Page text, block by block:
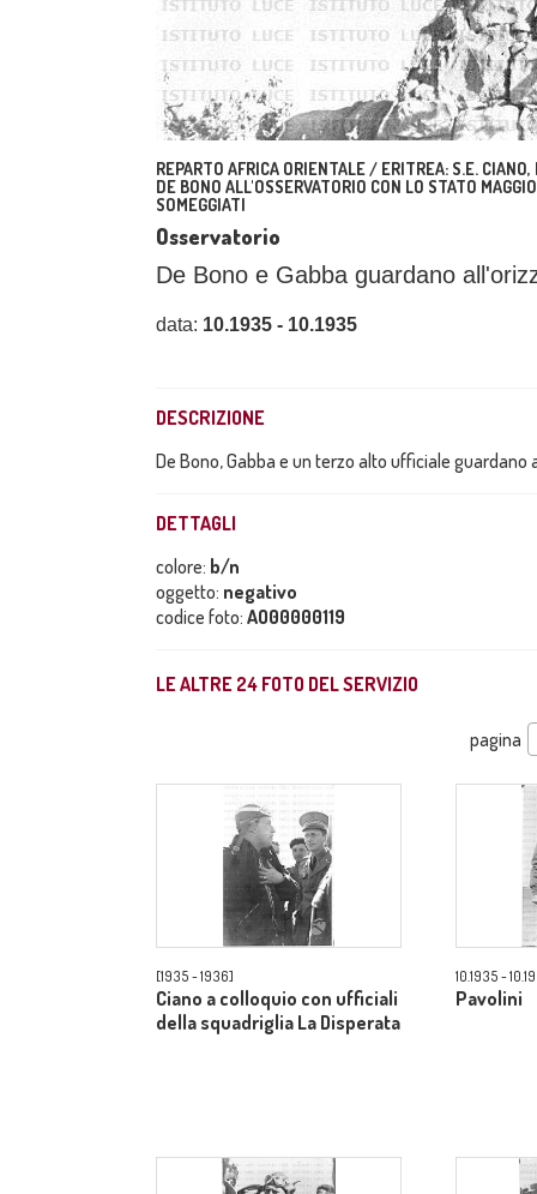
REPARTO AFRICA ORIENTALE / ERITREA: S.E.
DE BONO ALL'OSSERVATORIO CON LO STATO
SOMEGGIATI
Osservatorio
De Bono e Gabba guardano
data: 10.1935 - 10.1935
DESCRIZIONE
De Bono, Gabba e un terzo alto ufficiale
DETTAGLI
colore: b/n
oggetto: negativo
codice foto: AO00000119
LE ALTRE 24 FOTO DEL SERVIZIO
pagina
[1935 - 1936]
Ciano a colloquio con ufficiali
della squadriglia La Disperata
10.1935 -
Pavolini